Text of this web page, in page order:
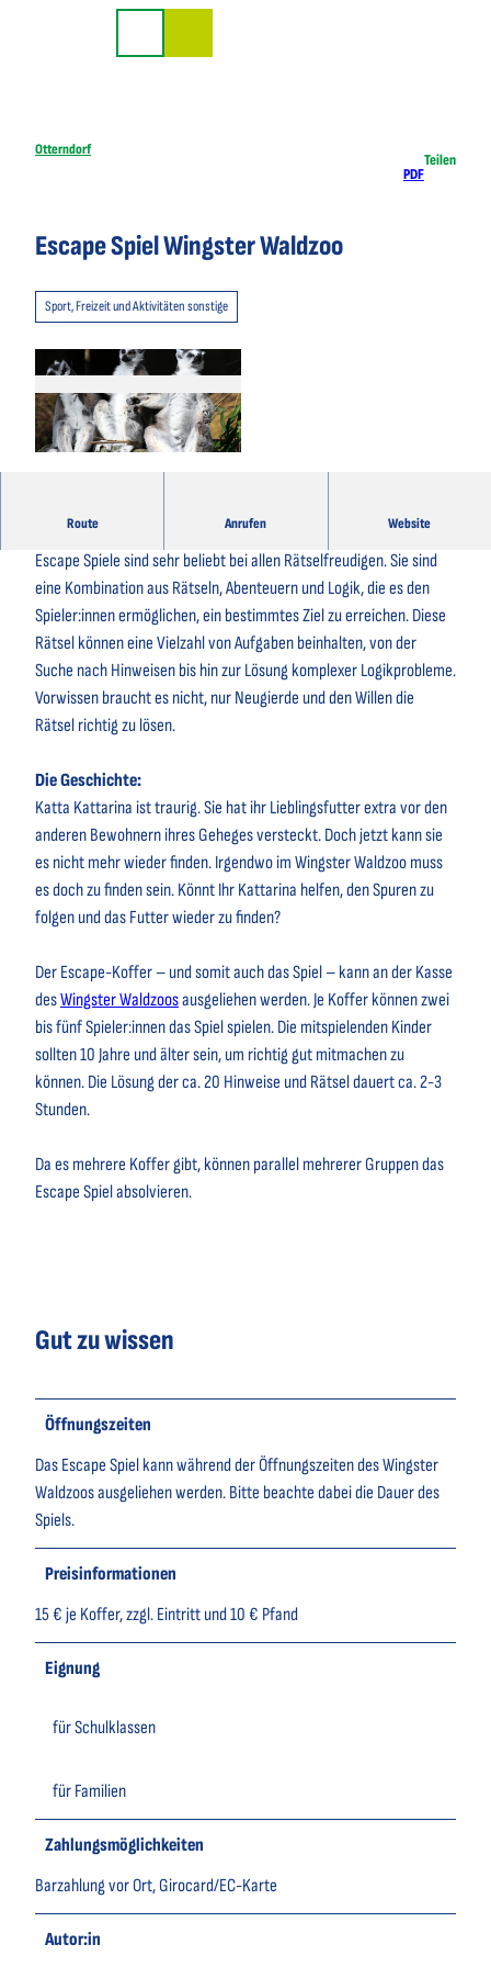
Otterndorf
PDF
Teilen
Escape Spiel Wingster Waldzoo
Sport, Freizeit und Aktivitäten sonstige
Route Anrufen Website
Escape Spiel Wingster Waldzoo »Kattarinas Futtersuche«
Escape Spiele sind sehr beliebt bei allen Rätselfreudigen. Sie sind
eine Kombination aus Rätseln, Abenteuern und Logik, die es den
Spieler:innen ermöglichen, ein bestimmtes Ziel zu erreichen. Diese
Rätsel können eine Vielzahl von Aufgaben beinhalten, von der
Suche nach Hinweisen bis hin zur Lösung komplexer Logikprobleme.
Vorwissen braucht es nicht, nur Neugierde und den Willen die
Rätsel richtig zu lösen.
Die Geschichte:
Katta Kattarina ist traurig. Sie hat ihr Lieblingsfutter extra vor den
anderen Bewohnern ihres Geheges versteckt. Doch jetzt kann sie
es nicht mehr wieder finden. Irgendwo im Wingster Waldzoo muss
es doch zu finden sein. Könnt Ihr Kattarina helfen, den Spuren zu
folgen und das Futter wieder zu finden?
Der Escape-Koffer – und somit auch das Spiel – kann an der Kasse
desWingster Waldzoosausgeliehen werden. Je Koffer können zwei
bis fünf Spieler:innen das Spiel spielen. Die mitspielenden Kinder
sollten 10 Jahre und älter sein, um richtig gut mitmachen zu
können. Die Lösung der ca. 20 Hinweise und Rätsel dauert ca. 2-3
Stunden.
Da es mehrere Koffer gibt, können parallel mehrerer Gruppen das
Escape Spiel absolvieren.
Gut zu wissen
Öffnungszeiten
Das Escape Spiel kann während der Öffnungszeiten des Wingster
Waldzoos ausgeliehen werden. Bitte beachte dabei die Dauer des
Spiels.
Preisinformationen
15 € je Koffer, zzgl. Eintritt und 10 € Pfand
Eignung
für Schulklassen
für Familien
Zahlungsmöglichkeiten
Barzahlung vor Ort, Girocard/EC-Karte
Autor:in